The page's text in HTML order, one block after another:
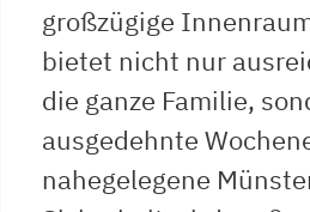
großzügige
bietet nicht nur
die ganze Familie,
ausgedehnte
nahegelegene